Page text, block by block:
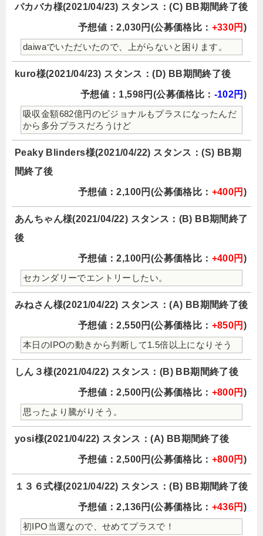
パカバカ様(2021/04/23) スタンス：(C) BB期間終了後
予想値：2,030円(公募価格比： +330円 )
daiwaでいただいたので、上がらないと困ります。
kuro様(2021/04/23) スタンス：(D) BB期間終了後
予想値：1,598円(公募価格比： -102円 )
吸収金額682億円のビジョナルもプラスになったんだ
から多分プラスだろうけど
Peaky Blinders様(2021/04/22) スタンス：(S) BB期
間終了後
予想値：2,100円(公募価格比： +400円 )
あんちゃん様(2021/04/22) スタンス：(B) BB期間終了
後
予想値：2,100円(公募価格比： +400円 )
セカンダリーでエントリーしたい。
みねさん様(2021/04/22) スタンス：(A) BB期間終了後
予想値：2,550円(公募価格比： +850円 )
本日のIPOの動きから判断して1.5倍以上になりそう
しん３様(2021/04/22) スタンス：(B) BB期間終了後
予想値：2,500円(公募価格比： +800円 )
思ったより騰がりそう。
yosi様(2021/04/22) スタンス：(A) BB期間終了後
予想値：2,500円(公募価格比： +800円 )
１３６式様(2021/04/22) スタンス：(B) BB期間終了後
予想値：2,136円(公募価格比： +436円 )
初IPO当選なので、せめてプラスで！